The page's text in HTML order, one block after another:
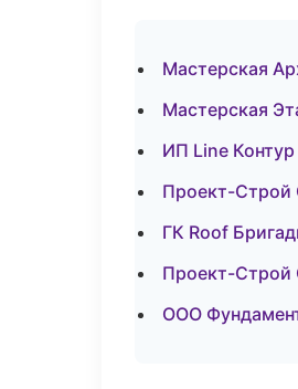
Мастерская
Мастерская
ИП Line
Проект-
ГК Roof
Проект-Строй
ООО